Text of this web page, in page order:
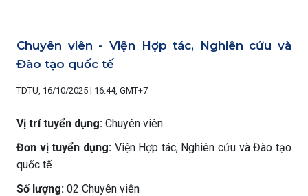
Chuyên viên - Viện Hợp tác, Nghiên cứu và
Đào tạo quốc tế
TDTU, 16/10/2025 | 16:44, GMT+7
Vị trí tuyển dụng: Chuyên viên
Đơn vị tuyển dụng:Viện Hợp tác, Nghiên cứu và Đào tạo
quốc tế
Số lượng: 02 Chuyên viên